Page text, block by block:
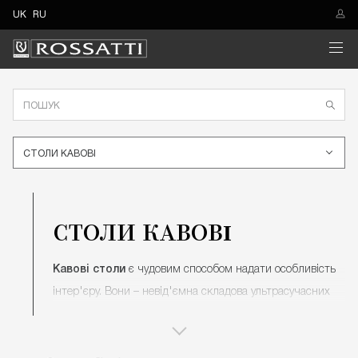
UK RU
СТОЛИ КАВОВІ
СТОЛИ КАВОВІ
Кавові столи є чудовим способом надати особливість
інтер'єру. Вони – невід'ємна складова ультрасучасних
вважався незмінним атрибутом розкоші та